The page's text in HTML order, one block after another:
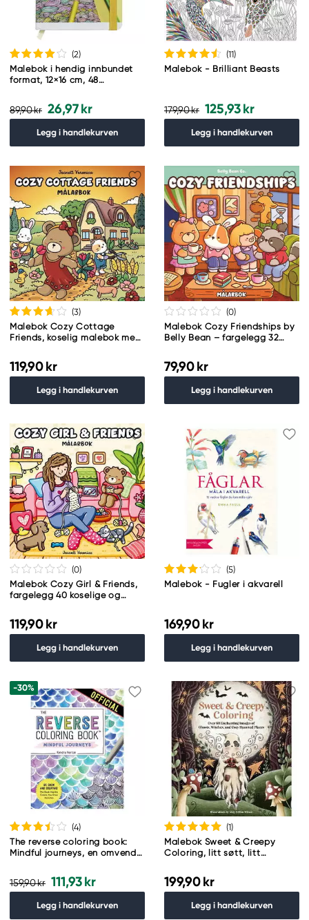
(2)
Malebok i hendig innbundet
format, 12×16 cm, 48
89,90 kr 26,97 kr
Legg i handlekurven
(11)
Malebok - Brilliant Beasts
179,90 kr 125,93 kr
Legg i handlekurven
(3)
Malebok Cozy Cottage
Friends, koselig malebok med
25×25 cm
119,90 kr
Legg i handlekurven
(0)
Malebok Cozy Friendships by
Belly Bean – fargelegg 32
cm
79,90 kr
Legg i handlekurven
(0)
Malebok Cozy Girl & Friends,
fargelegg 40 koselige og
cm
119,90 kr
Legg i handlekurven
(5)
Malebok - Fugler i akvarell
169,90 kr
Legg i handlekurven
-30%
(4)
The reverse coloring book:
Mindful journeys, en omvendt
159,90 kr 111,93 kr
Legg i handlekurven
(1)
Malebok Sweet & Creepy
Coloring, litt søtt, litt
199,90 kr
Legg i handlekurven